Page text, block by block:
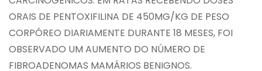
ORAIS DE PENTOXIFILINA DE 450MG/KG DE PESO
CORPÓREO DIARIAMENTE DURANTE 18 MESES, FOI
OBSERVADO UM AUMENTO DO NÚMERO DE
FIBROADENOMAS MAMÁRIOS BENIGNOS.